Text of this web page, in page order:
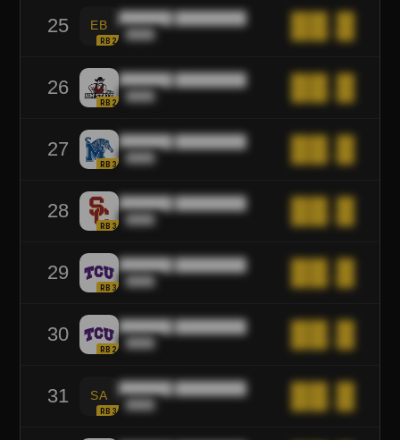
25 EB
RB2
██████ ████████
████
26
RB2
██████ ████████
████
27
RB3
██████ ████████
████
28
RB3
██████ ████████
████
29
RB3
██████ ████████
████
30
RB2
██████ ████████
████
31 SA
RB3
██████ ████████
████